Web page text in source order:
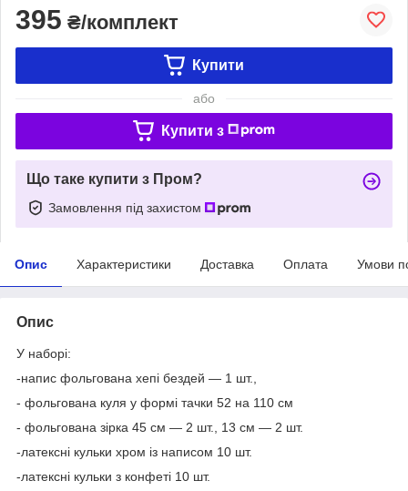
395 ₴/комплект
Купити
або
Купити з
Що таке купити з Пром?
Замовлення під захистом
Опис Характеристики Доставка Оплата Умови
Опис
У наборі:
-напис фольгована хепі бездей — 1 шт.,
- фольгована куля у формі тачки 52 на 110 см
- фольгована зірка 45 см — 2 шт., 13 см — 2 шт.
-латексні кульки хром із написом 10 шт.
-латексні кульки з конфеті 10 шт.